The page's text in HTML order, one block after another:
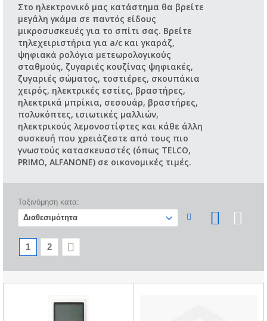
Στο ηλεκτρονικό μας κατάστημα θα βρείτε
μεγάλη γκάμα σε παντός είδους
μικροσυσκευές για το σπίτι σας. Βρείτε
τηλεχειριστήρια για a/c και γκαράζ,
ψηφιακά ρολόγια μετεωρολογικούς
σταθμούς, ζυγαριές κουζίνας ψηφιακές,
ζυγαριές σώματος, τοστιέρες, σκουπάκια
χειρός, ηλεκτρικές εστίες, βραστήρες,
ηλεκτρικά μπρίκια, σεσουάρ, βραστήρες,
πολυκόπτες, ισιωτικές μαλλιών,
ηλεκτρικούς λεμονοστίφτες και κάθε άλλη
συσκευή που χρειάζεστε από τους πιο
γνωστούς κατασκευαστές (όπως TELCO,
PRIMO, ALFANONE) σε οικονομικές τιμές.
Ταξινόμηση κατα:
1 2